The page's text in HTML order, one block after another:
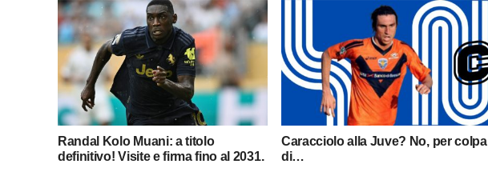
Randal Kolo Muani: a titolo
definitivo! Visite e firma fino al 2031.
Caracciolo alla Juve? No, per colpa
di…